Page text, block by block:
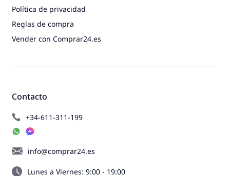
Contacto
+34-611-311-199
info@comprar24.es
Lunes a Viernes: 9:00 - 19:00
Política de privacidad
Reglas de compra
Vender con Comprar24.es